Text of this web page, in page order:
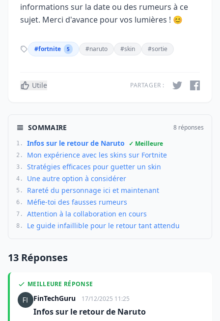
informations sur la date ou des rumeurs à ce
sujet. Merci d'avance pour vos lumières ! 😊
#fortnite 5 #naruto #skin #sortie
Utile PARTAGER :
SOMMAIRE 8 réponses
1. Infos sur le retour de Naruto ✓ Meilleure
2. Mon expérience avec les skins sur Fortnite
3. Stratégies efficaces pour guetter un skin
4. Une autre option à considérer
5. Rareté du personnage ici et maintenant
6. Méfie-toi des fausses rumeurs
7. Attention à la collaboration en cours
8. Le guide infaillible pour le retour tant attendu
13 Réponses
MEILLEURE RÉPONSE
FinTechGuru 17/12/2025 11:25
Infos sur le retour de Naruto